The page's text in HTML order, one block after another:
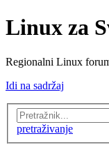
Linux za
Regionalni Linux
Idi na sadržaj
pretraživanje